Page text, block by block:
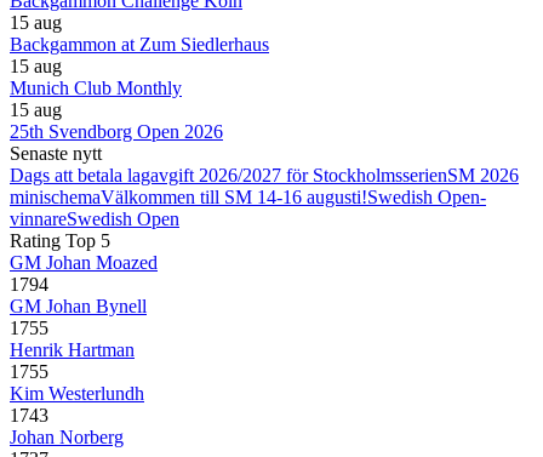
15 aug
Backgammon at Zum Siedlerhaus
15 aug
Munich Club Monthly
15 aug
25th Svendborg Open 2026
Senaste nytt
Dags att betala lagavgift 2026/2027 för StockholmsserienSM 2026
minischemaVälkommen till SM 14-16 augusti!Swedish Open-
vinnareSwedish Open
Rating Top 5
GM Johan Moazed
1794
GM Johan Bynell
1755
Henrik Hartman
1755
Kim Westerlundh
1743
Johan Norberg